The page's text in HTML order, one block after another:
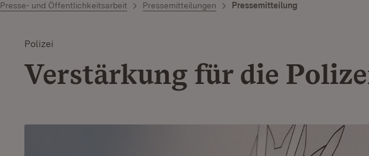
Presse- und Öffentlichkeitsarbeit Pressemitteilungen Pressemitteilung
Polizei
Verstärkung für die